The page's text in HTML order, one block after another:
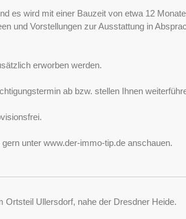
es wird mit einer Bauzeit von etwa 12
und Vorstellungen zur Ausstattung in
erworben werden.
ab bzw. stellen Ihnen
unter www.der-immo-tip.de anschauen.
Ortsteil Ullersdorf, nahe der Dresdner Heide.